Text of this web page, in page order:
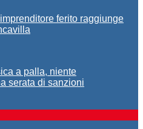
ferito raggiunge
a palla, niente
serata di sanzioni